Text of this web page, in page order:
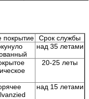
покрытие
Срок службы
над 35 летами
20-25 леты
над 15 летами